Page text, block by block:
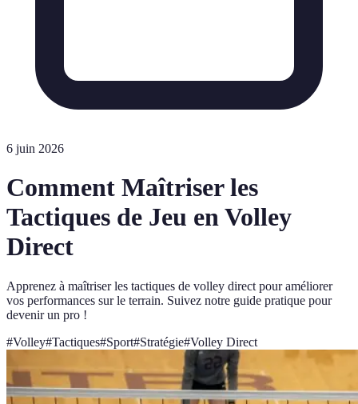
6 juin 2026
Comment Maîtriser les
Tactiques de Jeu en Volley
Direct
Apprenez à maîtriser les tactiques de volley direct pour améliorer
vos performances sur le terrain. Suivez notre guide pratique pour
devenir un pro !
#Volley#Tactiques#Sport#Stratégie#Volley Direct